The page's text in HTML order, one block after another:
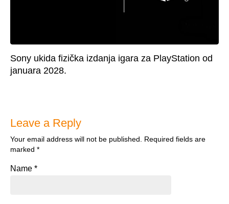
Sony ukida fizička izdanja igara za PlayStation od
januara 2028.
Leave a Reply
Your email address will not be published. Required fields are
marked *
Name *